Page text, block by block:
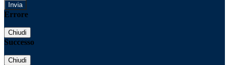
Errore
Chiudi
Successo
Chiudi